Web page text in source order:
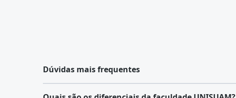
Dúvidas mais frequentes